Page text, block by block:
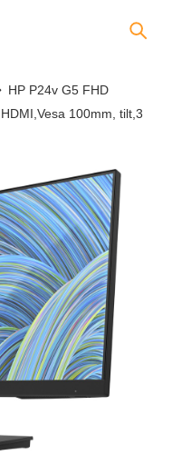
HP P24v G5 FHD
100mm, tilt,3